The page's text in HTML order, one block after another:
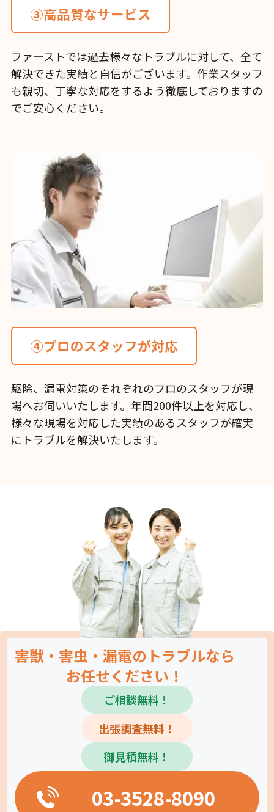
③高品質なサービス
ファーストでは過去様々なトラブルに対して、全て
解決できた実績と自信がございます。作業スタッフ
も親切、丁寧な対応をするよう徹底しておりますの
でご安心ください。
➃プロのスタッフが対応
駆除、漏電対策のそれぞれのプロのスタッフが現
場へお伺いいたします。年間200件以上を対応し、
様々な現場を対応した実績のあるスタッフが確実
にトラブルを解決いたします。
害獣・害虫・漏電のトラブルなら
お任せください！
ご相談無料！
出張調査無料！
御見積無料！
03-3528-8090